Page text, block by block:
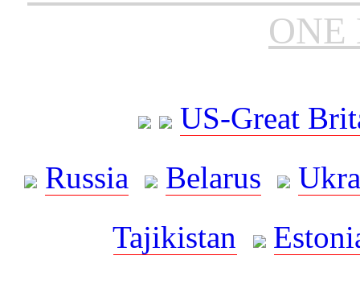
ONE
US-Great
Russia
Belarus
Tajikistan